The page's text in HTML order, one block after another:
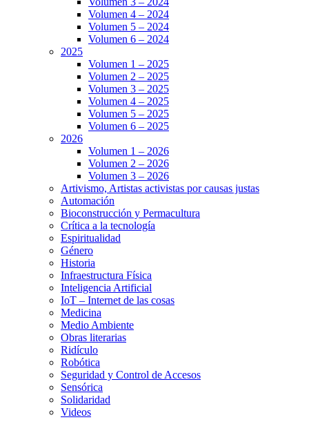
Volumen 4 – 2024
Volumen 5 – 2024
Volumen 6 – 2024
2025
Volumen 1 – 2025
Volumen 2 – 2025
Volumen 3 – 2025
Volumen 4 – 2025
Volumen 5 – 2025
Volumen 6 – 2025
2026
Volumen 1 – 2026
Volumen 2 – 2026
Volumen 3 – 2026
Artivismo, Artistas activistas por causas justas
Automación
Bioconstrucción y Permacultura
Crítica a la tecnología
Espiritualidad
Género
Historia
Infraestructura Física
Inteligencia Artificial
IoT – Internet de las cosas
Medicina
Medio Ambiente
Obras literarias
Ridículo
Robótica
Seguridad y Control de Accesos
Sensórica
Solidaridad
Videos